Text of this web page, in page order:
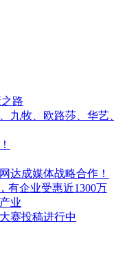
路
九牧、欧路莎、华艺
达成媒体战略合作！
有企业受惠近1300万
业
赛投稿进行中